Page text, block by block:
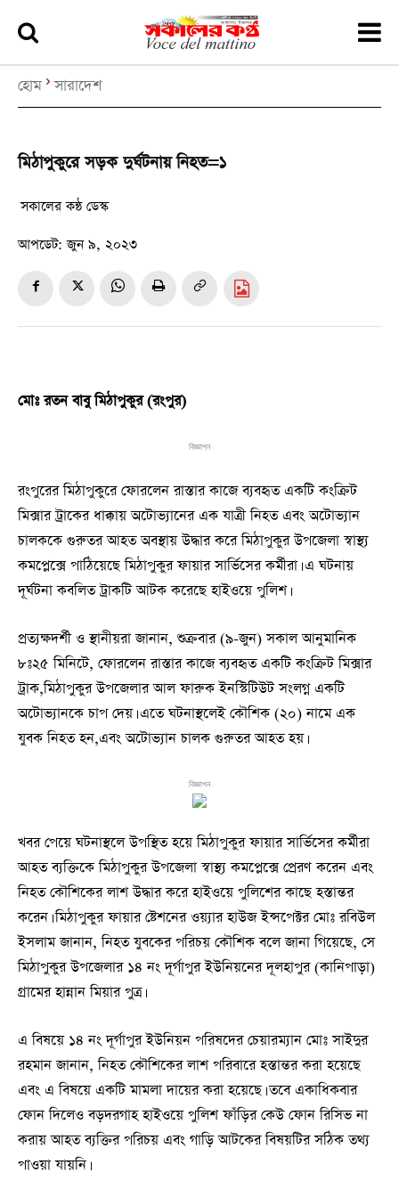
হোম সারাদেশ
মিঠাপুকুরে সড়ক দুর্ঘটনায় নিহত=১
সকালের কন্ঠ ডেস্ক
আপডেট: জুন ৯, ২০২৩
মোঃ রতন বাবু মিঠাপুকুর (রংপুর)
বিজ্ঞাপন
রংপুরের মিঠাপুকুরে ফোরলেন রাস্তার কাজে ব্যবহৃত একটি কংক্রিট
মিক্সার ট্রাকের ধাক্কায় অটোভ্যানের এক যাত্রী নিহত এবং অটোভ্যান
চালককে গুরুতর আহত অবস্থায় উদ্ধার করে মিঠাপুকুর উপজেলা স্বাস্থ্য
কমপ্লেক্সে পাঠিয়েছে মিঠাপুকুর ফায়ার সার্ভিসের কর্মীরা। এ ঘটনায়
দূর্ঘটনা কবলিত ট্রাকটি আটক করেছে হাইওয়ে পুলিশ।
প্রত্যক্ষদর্শী ও স্থানীয়রা জানান, শুক্রবার (৯-জুন) সকাল আনুমানিক
৮ঃ২৫ মিনিটে, ফোরলেন রাস্তার কাজে ব্যবহৃত একটি কংক্রিট মিক্সার
ট্রাক,মিঠাপুকুর উপজেলার আল ফারুক ইনস্টিটিউট সংলগ্ন একটি
অটোভ্যানকে চাপ দেয়। এতে ঘটনাস্থলেই কৌশিক (২০) নামে এক
যুবক নিহত হন,এবং অটোভ্যান চালক গুরুতর আহত হয়।
বিজ্ঞাপন
খবর পেয়ে ঘটনাস্থলে উপস্থিত হয়ে মিঠাপুকুর ফায়ার সার্ভিসের কর্মীরা
আহত ব্যক্তিকে মিঠাপুকুর উপজেলা স্বাস্থ্য কমপ্লেক্সে প্রেরণ করেন এবং
নিহত কৌশিকের লাশ উদ্ধার করে হাইওয়ে পুলিশের কাছে হস্তান্তর
করেন। মিঠাপুকুর ফায়ার ষ্টেশনের ওয়্যার হাউজ ইন্সপেক্টর মোঃ রবিউল
ইসলাম জানান, নিহত যুবকের পরিচয় কৌশিক বলে জানা গিয়েছে, সে
মিঠাপুকুর উপজেলার ১৪ নং দূর্গাপুর ইউনিয়নের দূলহাপুর (কানিপাড়া)
গ্রামের হান্নান মিয়ার পুত্র।
এ বিষয়ে ১৪ নং দূর্গাপুর ইউনিয়ন পরিষদের চেয়ারম্যান মোঃ সাইদুর
রহমান জানান, নিহত কৌশিকের লাশ পরিবারে হস্তান্তর করা হয়েছে
এবং এ বিষয়ে একটি মামলা দায়ের করা হয়েছে। তবে একাধিকবার
ফোন দিলেও বড়দরগাহ হাইওয়ে পুলিশ ফাঁড়ির কেউ ফোন রিসিভ না
করায় আহত ব্যক্তির পরিচয় এবং গাড়ি আটকের বিষয়টির সঠিক তথ্য
পাওয়া যায়নি।